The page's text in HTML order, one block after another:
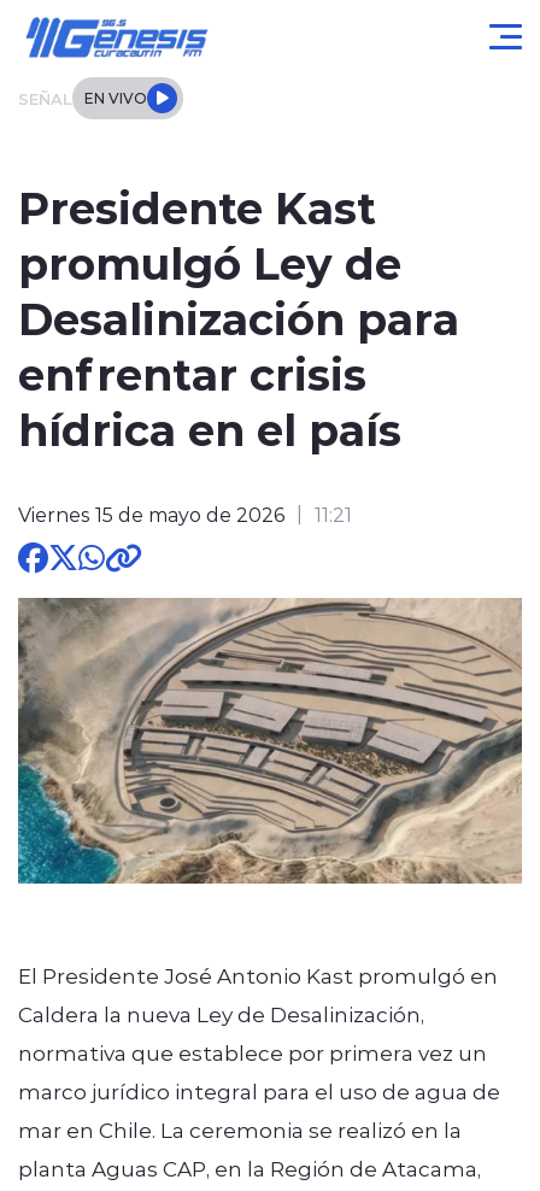
SEÑAL EN VIVO
Regional
Tendencias
Internacional
Deportes
modo claro
Presidente Kast
promulgó Ley de
Desalinización para
enfrentar crisis
hídrica en el país
Viernes 15 de mayo de 2026 11:21
El Presidente José Antonio Kast promulgó en
Caldera la nueva Ley de Desalinización,
normativa que establece por primera vez un
marco jurídico integral para el uso de agua de
mar en Chile. La ceremonia se realizó en la
planta Aguas CAP, en la Región de Atacama,